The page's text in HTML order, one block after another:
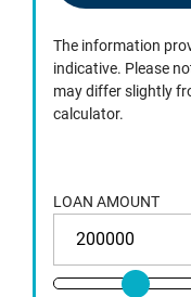
The information
indicative. Please
may differ slightly
calculator.
LOAN AMOUNT